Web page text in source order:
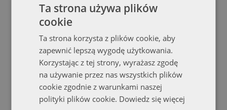
(#tmcpoziom-00088356)
249.99 zł
na plaży(#tmcpoziom-00075921)
249.99 zł
Ta strona używa plików
cookie
Ta strona korzysta z plików cookie, aby
zapewnić lepszą wygodę użytkowania.
Korzystając z tej strony, wyrażasz zgodę
na używanie przez nas wszystkich plików
cookie zgodnie z warunkami naszej
polityki plików cookie. Dowiedz się więcej